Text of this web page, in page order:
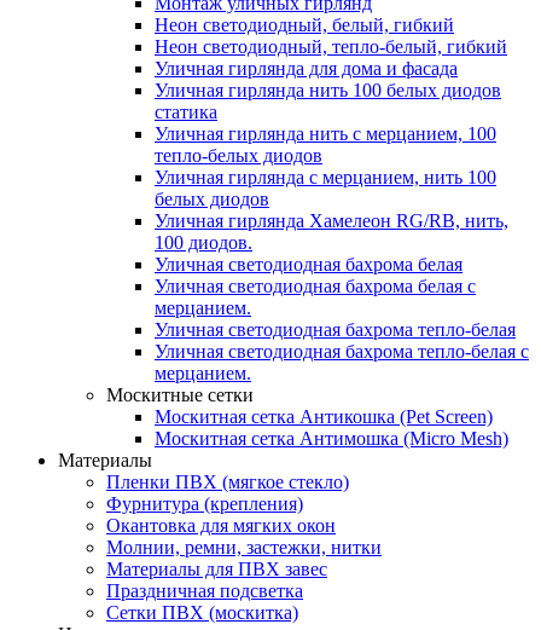
Неон светодиодный, белый, гибкий
Неон светодиодный, тепло-белый, гибкий
Уличная гирлянда для дома и фасада
Уличная гирлянда нить 100 белых диодов
статика
Уличная гирлянда нить с мерцанием, 100
тепло-белых диодов
Уличная гирлянда с мерцанием, нить 100
белых диодов
Уличная гирлянда Хамелеон RG/RB, нить,
100 диодов.
Уличная светодиодная бахрома белая
Уличная светодиодная бахрома белая с
мерцанием.
Уличная светодиодная бахрома тепло-белая
Уличная светодиодная бахрома тепло-белая с
мерцанием.
Москитные сетки
Москитная сетка Антикошка (Pet Screen)
Москитная сетка Антимошка (Micro Mesh)
Материалы
Пленки ПВХ (мягкое стекло)
Фурнитура (крепления)
Окантовка для мягких окон
Молнии, ремни, застежки, нитки
Материалы для ПВХ завес
Праздничная подсветка
Сетки ПВХ (москитка)